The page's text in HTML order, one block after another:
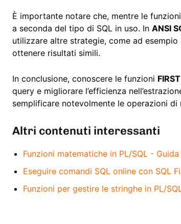
È importante notare che, mentre le funzioni
a seconda del tipo di SQL in uso. In ANSI
utilizzare altre strategie, come ad
ottenere risultati simili.
In conclusione, conoscere le funzioni FIRST
query e migliorare l’efficienza
semplificare notevolmente le operazioni di
Altri contenuti interessanti
Funzioni matematiche in PL/SQL -
Eseguire comandi SQL online con SQL
Funzioni per gestire le stringhe in PL/